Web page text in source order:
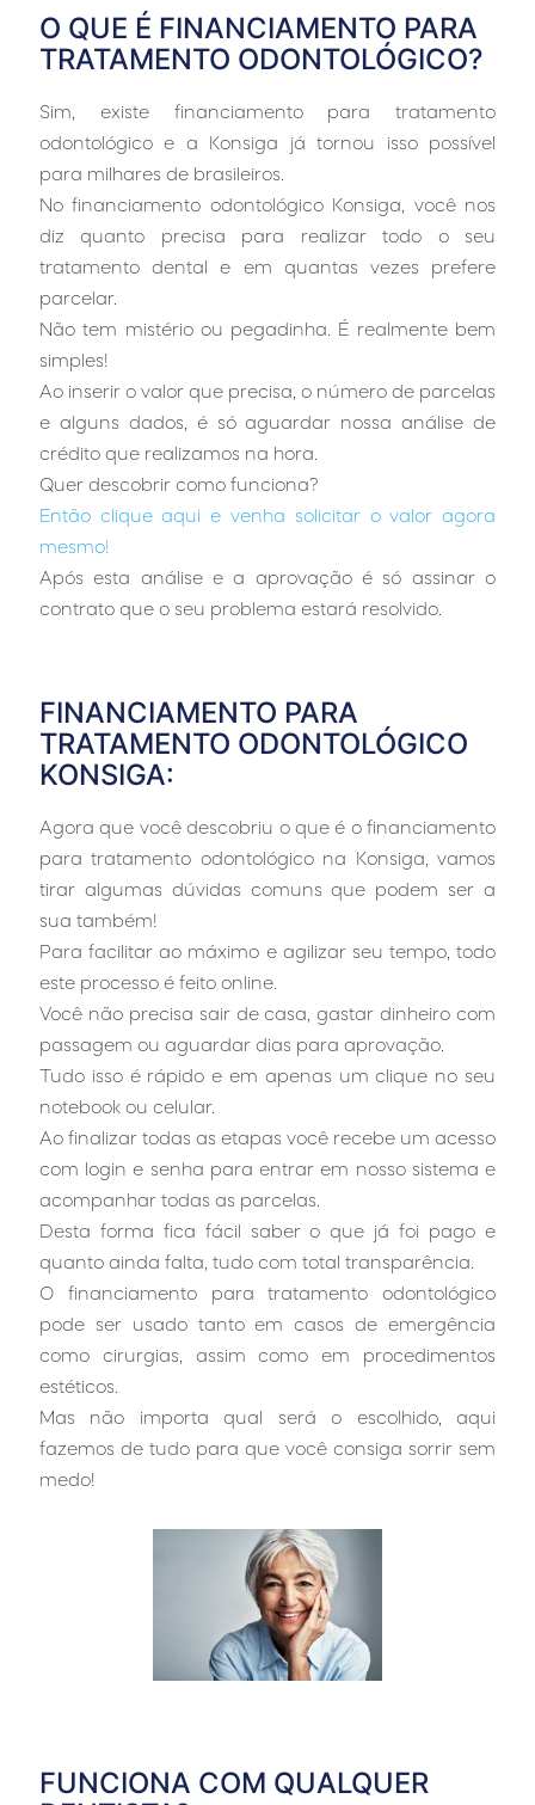
O QUE É FINANCIAMENTO PARA
TRATAMENTO ODONTOLÓGICO?
Sim, existe financiamento para tratamento
odontológico e a Konsiga já tornou isso possível
para milhares de brasileiros.
No financiamento odontológico Konsiga, você nos
diz quanto precisa para realizar todo o seu
tratamento dental e em quantas vezes prefere
parcelar.
Não tem mistério ou pegadinha. É realmente bem
simples!
Ao inserir o valor que precisa, o número de parcelas
e alguns dados, é só aguardar nossa análise de
crédito que realizamos na hora.
Quer descobrir como funciona?
Então clique aqui e venha solicitar o valor agora
mesmo!
Após esta análise e a aprovação é só assinar o
contrato que o seu problema estará resolvido.
FINANCIAMENTO PARA
TRATAMENTO ODONTOLÓGICO
KONSIGA:
Agora que você descobriu o que é o financiamento
para tratamento odontológico na Konsiga, vamos
tirar algumas dúvidas comuns que podem ser a
sua também!
Para facilitar ao máximo e agilizar seu tempo, todo
este processo é feito online.
Você não precisa sair de casa, gastar dinheiro com
passagem ou aguardar dias para aprovação.
Tudo isso é rápido e em apenas um clique no seu
notebook ou celular.
Ao finalizar todas as etapas você recebe um acesso
com login e senha para entrar em nosso sistema e
acompanhar todas as parcelas.
Desta forma fica fácil saber o que já foi pago e
quanto ainda falta, tudo com total transparência.
O financiamento para tratamento odontológico
pode ser usado tanto em casos de emergência
como cirurgias, assim como em procedimentos
estéticos.
Mas não importa qual será o escolhido, aqui
fazemos de tudo para que você consiga sorrir sem
medo!
FUNCIONA COM QUALQUER